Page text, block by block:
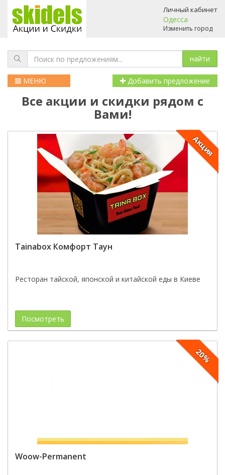
Личный кабинет
Одесса
Изменить город
МЕНЮ Добавить предложение
Все акции и скидки рядом с
Вами!
Акция
Tainabox Комфорт Таун
Ресторан тайской, японской и китайской еды в Киеве
Посмотреть
20%
Woow-Permanent